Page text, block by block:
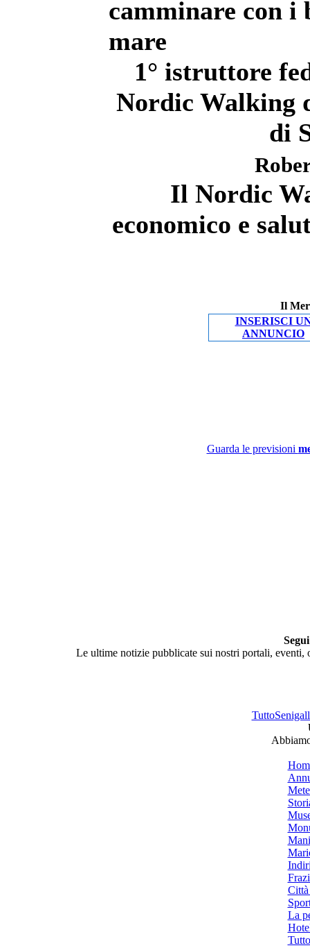
camminare con
mare
1° istruttore
Nordic Walking
di
Il Nordic
economico e
Il
INSERISCI
ANNUNCIO
Guarda le previsioni
Le ultime notizie pubblicate sui nostri portali,
Città
La